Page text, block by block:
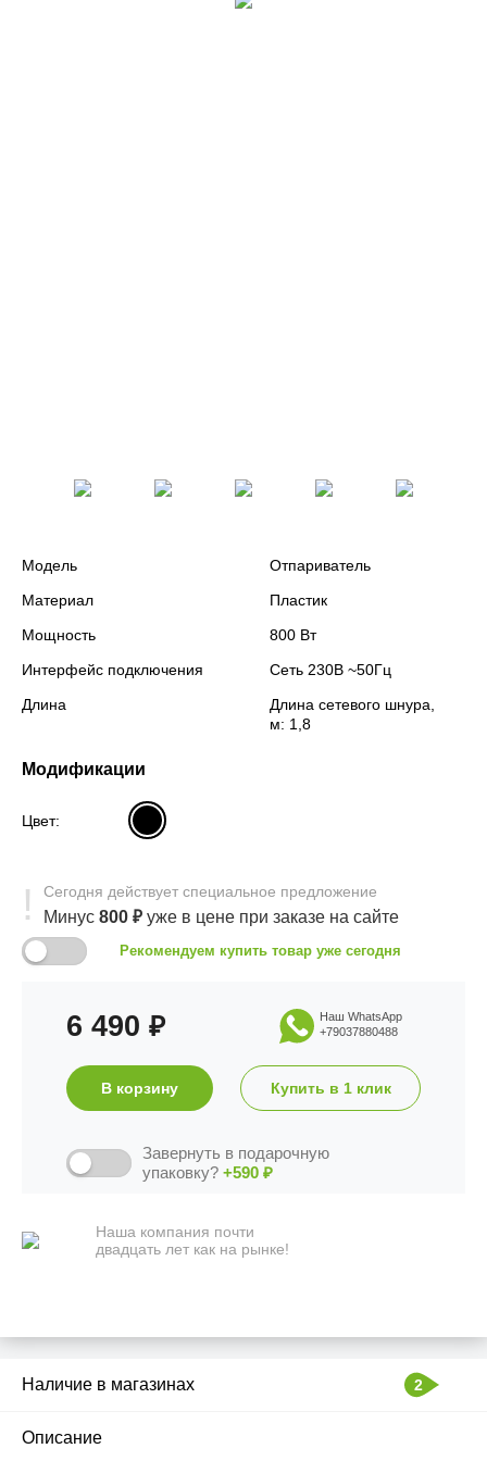
Модель
Отпариватель
Материал
Пластик
Мощность
800 Вт
Интерфейс подключения
Сеть 230В ~50Гц
Длина
Длина сетевого шнура,
м: 1,8
Модификации
Цвет:
Сегодня действует специальное предложение
Минус 800 ₽ уже в цене при заказе на сайте
Рекомендуем купить товар уже сегодня
6 490 ₽
Наш WhatsApp
+79037880488
В корзину Купить в 1 клик
Завернуть в подарочную
упаковку? +590 ₽
Наша компания почти
двадцать лет как на рынке!
Наличие в магазинах 2
Описание